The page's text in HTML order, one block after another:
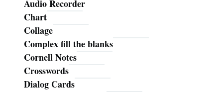
Audio Recorder
Chart
Collage
Complex fill the blanks
Cornell Notes
Crosswords
Dialog Cards